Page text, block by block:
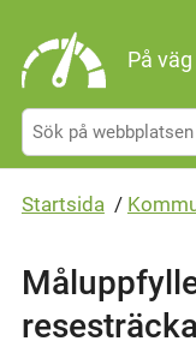
På
Startsida /